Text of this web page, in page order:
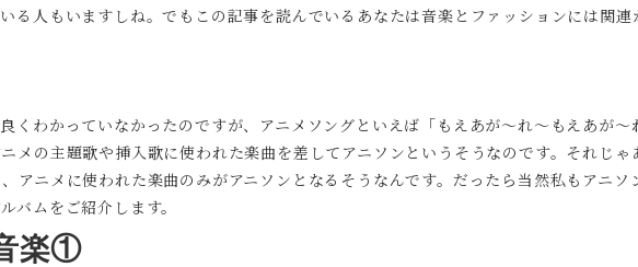
る人もいますしね。でもこの記事を読んでいるあなたは音楽とファッションには関
くわかっていなかったのですが、アニメソングといえば「もえあが～れ～もえあが～
メの主題歌や挿入歌に使われた楽曲を差してアニソンというそうなのです。それじ
アニメに使われた楽曲のみがアニソンとなるそうなんです。だったら当然私もアニソ
バムをご紹介します。
楽①